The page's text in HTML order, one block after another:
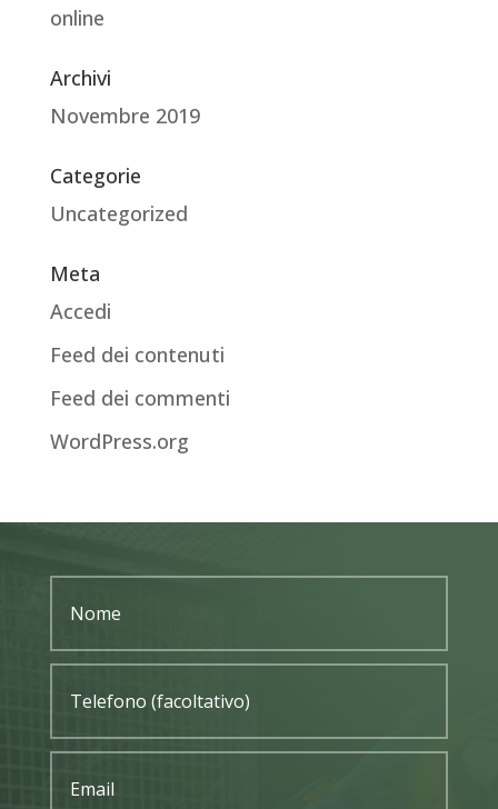
online
Archivi
Novembre 2019
Categorie
Uncategorized
Meta
Accedi
Feed dei contenuti
Feed dei commenti
WordPress.org